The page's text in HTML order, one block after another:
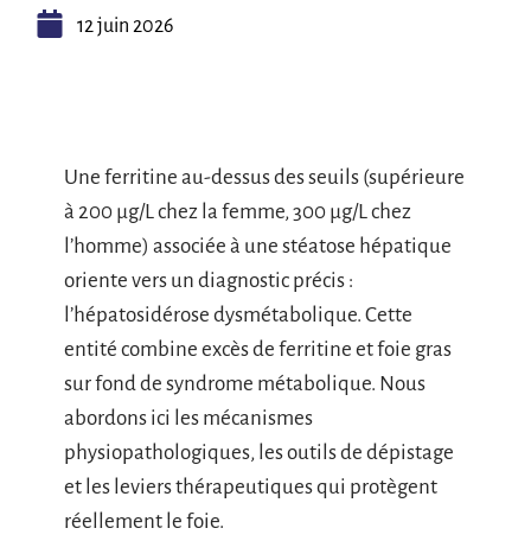
12 juin 2026
Une ferritine au-dessus des seuils (supérieure
à 200 µg/L chez la femme, 300 µg/L chez
l’homme) associée à une stéatose hépatique
oriente vers un diagnostic précis :
l’hépatosidérose dysmétabolique. Cette
entité combine excès de ferritine et foie gras
sur fond de syndrome métabolique. Nous
abordons ici les mécanismes
physiopathologiques, les outils de dépistage
et les leviers thérapeutiques qui protègent
réellement le foie.